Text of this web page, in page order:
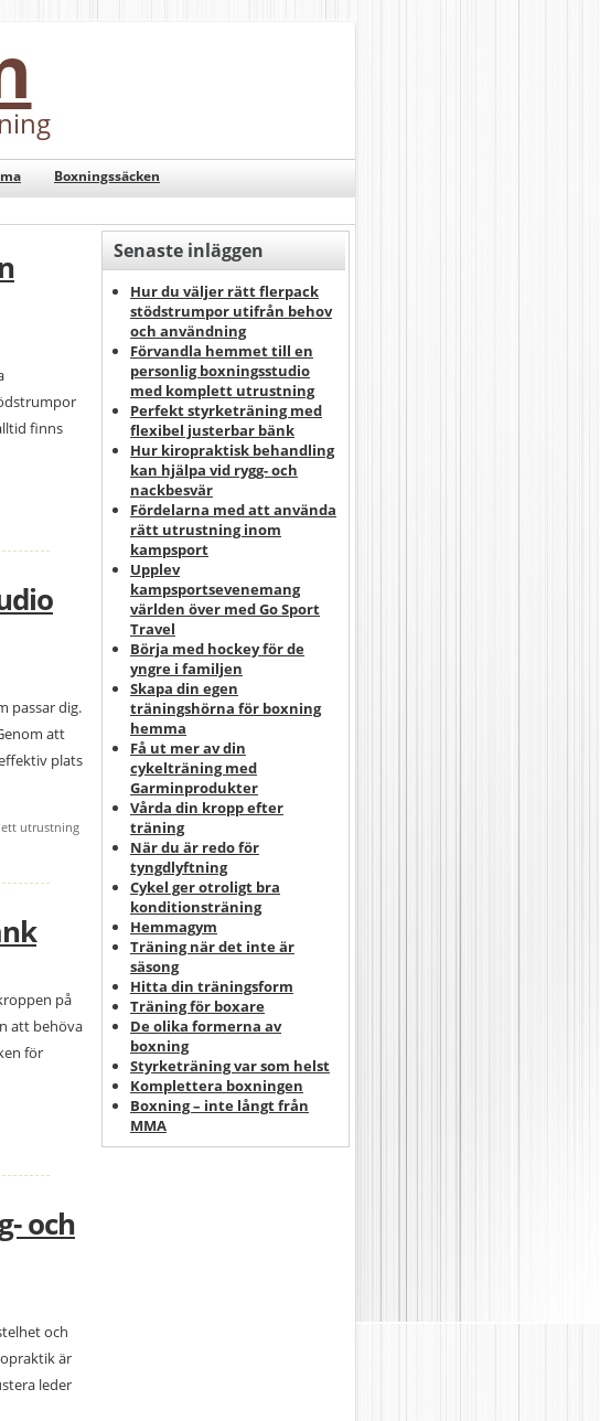
Boxningssäcken
finns
passar dig.
att
plats
utrustning
på
att behöva
för
och
och
är
leder
Senaste inläggen
Hur du väljer rätt flerpack
stödstrumpor utifrån behov
och användning
Förvandla hemmet till en
personlig boxningsstudio
med komplett utrustning
Perfekt styrketräning med
flexibel justerbar bänk
Hur kiropraktisk behandling
kan hjälpa vid rygg- och
nackbesvär
Fördelarna med att använda
rätt utrustning inom
kampsport
Upplev
kampsportsevenemang
världen över med Go Sport
Travel
Börja med hockey för de
yngre i familjen
Skapa din egen
träningshörna för boxning
hemma
Få ut mer av din
cykelträning med
Garminprodukter
Vårda din kropp efter
träning
När du är redo för
tyngdlyftning
Cykel ger otroligt bra
konditionsträning
Hemmagym
Träning när det inte är
säsong
Hitta din träningsform
Träning för boxare
De olika formerna av
boxning
Styrketräning var som helst
Komplettera boxningen
Boxning – inte långt från
MMA